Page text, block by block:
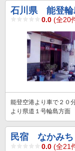
石川県 能登
0.0 (全20
能登空港より車で２０
より県道１号輪島方面
民宿 なかみち
0.0 (全21